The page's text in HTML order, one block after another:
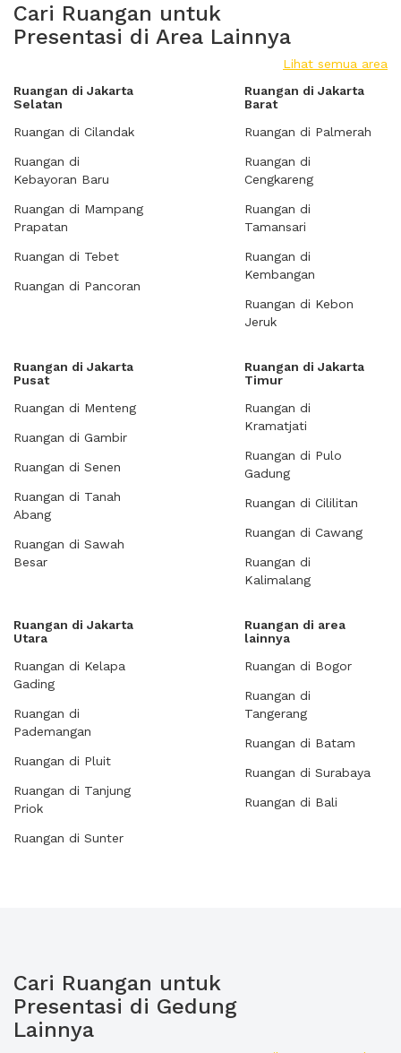
Cari Ruangan untuk
Presentasi di Area Lainnya
Lihat semua area
Ruangan di Jakarta
Selatan
Ruangan di Cilandak
Ruangan di
Kebayoran Baru
Ruangan di Mampang
Prapatan
Ruangan di Tebet
Ruangan di Pancoran
Ruangan di Jakarta
Barat
Ruangan di Palmerah
Ruangan di
Cengkareng
Ruangan di
Tamansari
Ruangan di
Kembangan
Ruangan di Kebon
Jeruk
Ruangan di Jakarta
Pusat
Ruangan di Menteng
Ruangan di Gambir
Ruangan di Senen
Ruangan di Tanah
Abang
Ruangan di Sawah
Besar
Ruangan di Jakarta
Timur
Ruangan di
Kramatjati
Ruangan di Pulo
Gadung
Ruangan di Cililitan
Ruangan di Cawang
Ruangan di
Kalimalang
Ruangan di Jakarta
Utara
Ruangan di Kelapa
Gading
Ruangan di
Pademangan
Ruangan di Pluit
Ruangan di Tanjung
Priok
Ruangan di Sunter
Ruangan di area
lainnya
Ruangan di Bogor
Ruangan di
Tangerang
Ruangan di Batam
Ruangan di Surabaya
Ruangan di Bali
Cari Ruangan untuk
Presentasi di Gedung
Lainnya